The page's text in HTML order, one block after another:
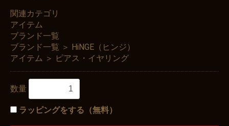
関連カテゴリ
アイテム
ブランド一覧
ブランド一覧 ＞ HiNGE（ヒンジ）
アイテム ＞ ピアス・イヤリング
数量
ラッピングをする（無料）